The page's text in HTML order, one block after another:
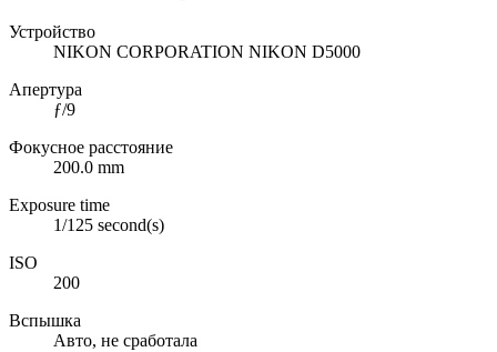
Устройство
NIKON CORPORATION NIKON D5000
Апертура
ƒ/9
Фокусное расстояние
200.0 mm
Exposure time
1/125 second(s)
ISO
200
Вспышка
Авто, не сработала